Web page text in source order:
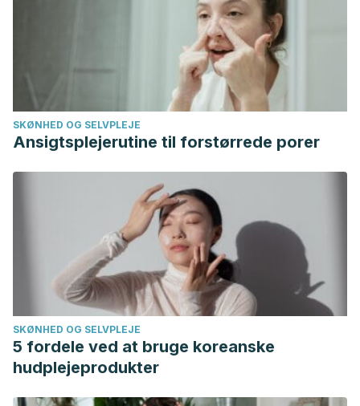
la-radiacion-solar-en-las-plantas/
Ochoa A. Todo lo que debes saber sobre el palo de Brasil
y cómo cuidarlo. Architectural Digest. 2022.
https://www.admagazine.com/editors-pick/palo-de-brasil-
todo-lo-que-debes-saber-y-como-cuidarlo-20201102-
7543-
Palo de Brasil. Picture This. Enciclopedia de plantas.
https://www.picturethisai.com/es/wiki/
SKØNHED OG SELVPLEJE
Ansigtsplejerutine til forstørrede porer
SKØNHED OG SELVPLEJE
5 fordele ved at bruge koreanske
hudplejeprodukter